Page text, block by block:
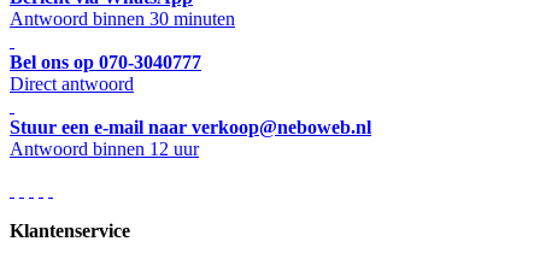
Antwoord binnen 30 minuten
Bel ons op 070-3040777
Direct antwoord
Stuur een e-mail naar verkoop@neboweb.nl
Antwoord binnen 12 uur
Klantenservice